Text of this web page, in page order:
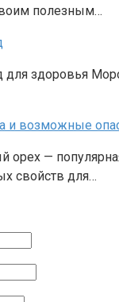
полезным…
для здоровья
и возможные
орех —
свойств для…